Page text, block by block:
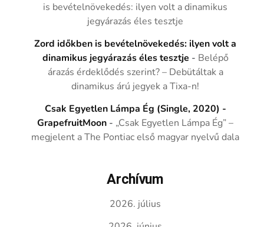
is bevételnövekedés: ilyen volt a dinamikus
jegyárazás éles tesztje
Zord időkben is bevételnövekedés: ilyen volt a
dinamikus jegyárazás éles tesztje - Belépő
árazás érdeklődés szerint? – Debütáltak a
dinamikus árú jegyek a Tixa-n!
Csak Egyetlen Lámpa Ég (Single, 2020) -
GrapefruitMoon - „Csak Egyetlen Lámpa Ég” –
megjelent a The Pontiac első magyar nyelvű dala
Archívum
2026. július